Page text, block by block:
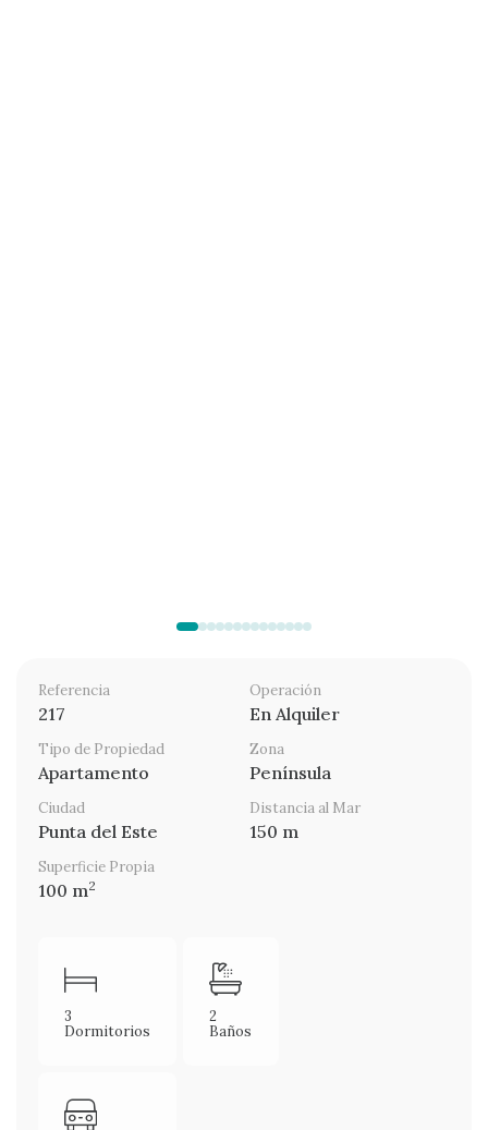
Referencia
217
Operación
En Alquiler
Tipo de Propiedad
Apartamento
Zona
Península
Ciudad
Punta del Este
Distancia al Mar
150 m
Superficie Propia
100 m2
3
Dormitorios
2
Baños